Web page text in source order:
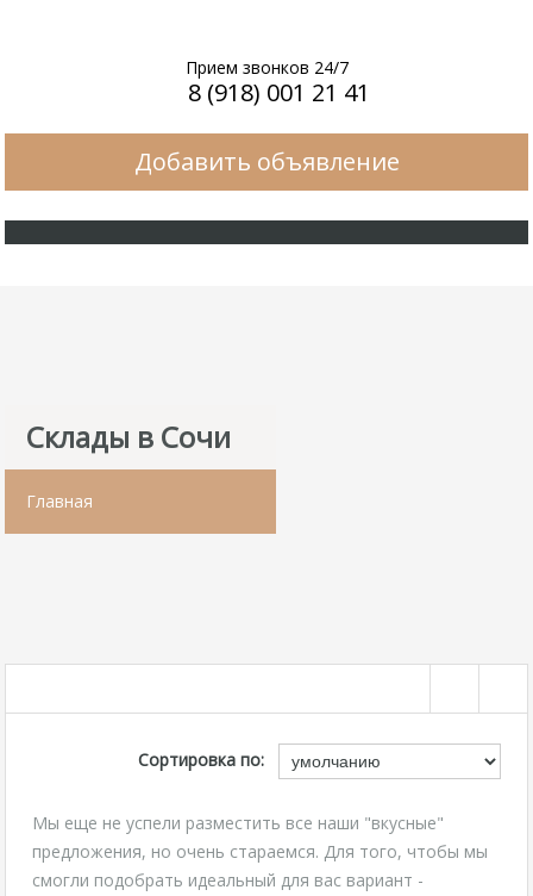
Прием звонков 24/7
8 (918) 001 21 41
Добавить объявление
Склады в Сочи
Главная
Сортировка по:
Мы еще не успели разместить все наши "вкусные"
предложения, но очень стараемся. Для того, чтобы мы
смогли подобрать идеальный для вас вариант -